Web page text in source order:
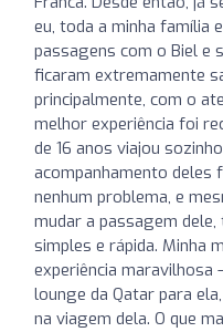
eu, toda a minha família
passagens com o Biel e
ficaram extremamente
principalmente, com o
melhor experiência foi
de 16 anos viajou
acompanhamento deles
nenhum problema, e
mudar a passagem
simples e rápida. Minha
experiência
lounge da Qatar para
na viagem dela. O que